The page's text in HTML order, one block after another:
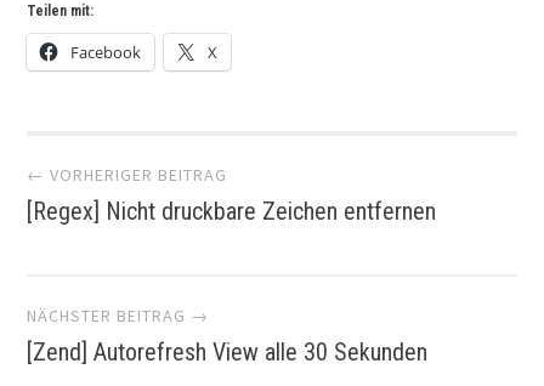
Teilen mit:
Facebook X
Beitragsnavigation
← VORHERIGER BEITRAG
[Regex] Nicht druckbare Zeichen entfernen
NÄCHSTER BEITRAG →
[Zend] Autorefresh View alle 30 Sekunden